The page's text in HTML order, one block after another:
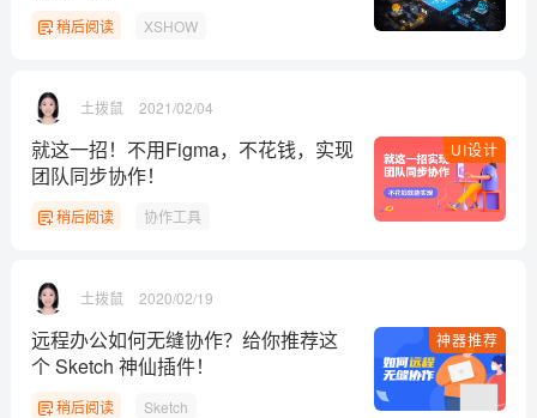
稍后阅读 XSHOW
土拨鼠 2021/02/04
UI设计
就这一招！不用Figma，不花钱，实现
团队同步协作！
稍后阅读 协作工具
土拨鼠 2020/02/19
神器推荐
远程办公如何无缝协作？给你推荐这
个 Sketch 神仙插件！
稍后阅读 Sketch